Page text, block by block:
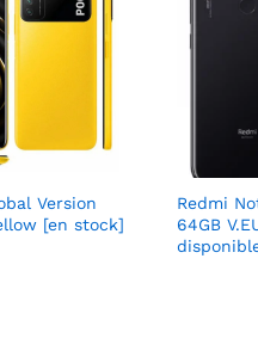
Version
[en stock]
Redmi
64GB